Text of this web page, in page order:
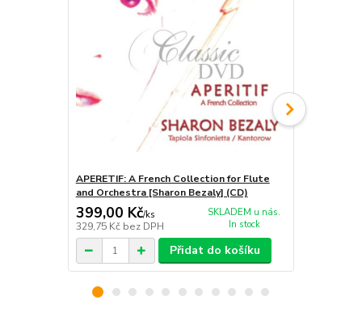
APERETIF: A French Collection for Flute
and Orchestra [Sharon Bezaly] (CD)
399,00 Kč/ks
329,75 Kč bez DPH
SKLADEM u nás.
In stock
Přidat do košíku